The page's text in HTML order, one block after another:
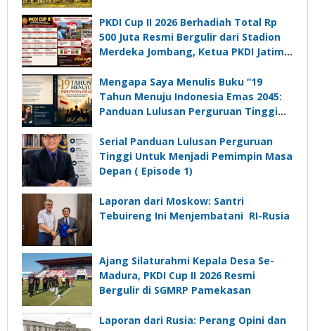
PKDI Cup II 2026 Berhadiah Total Rp
500 Juta Resmi Bergulir dari Stadion
Merdeka Jombang, Ketua PKDI Jatim:
Komunikasi Kades untuk Memajukan
Desa
Mengapa Saya Menulis Buku “19
Tahun Menuju Indonesia Emas 2045:
Panduan Lulusan Perguruan Tinggi
Depan”?
Serial Panduan Lulusan Perguruan
Tinggi Untuk Menjadi Pemimpin Masa
Depan ( Episode 1)
Laporan dari Moskow: Santri
Tebuireng Ini Menjembatani RI-Rusia
Ajang Silaturahmi Kepala Desa Se-
Madura, PKDI Cup II 2026 Resmi
Bergulir di SGMRP Pamekasan
Laporan dari Rusia: Perang Opini dan